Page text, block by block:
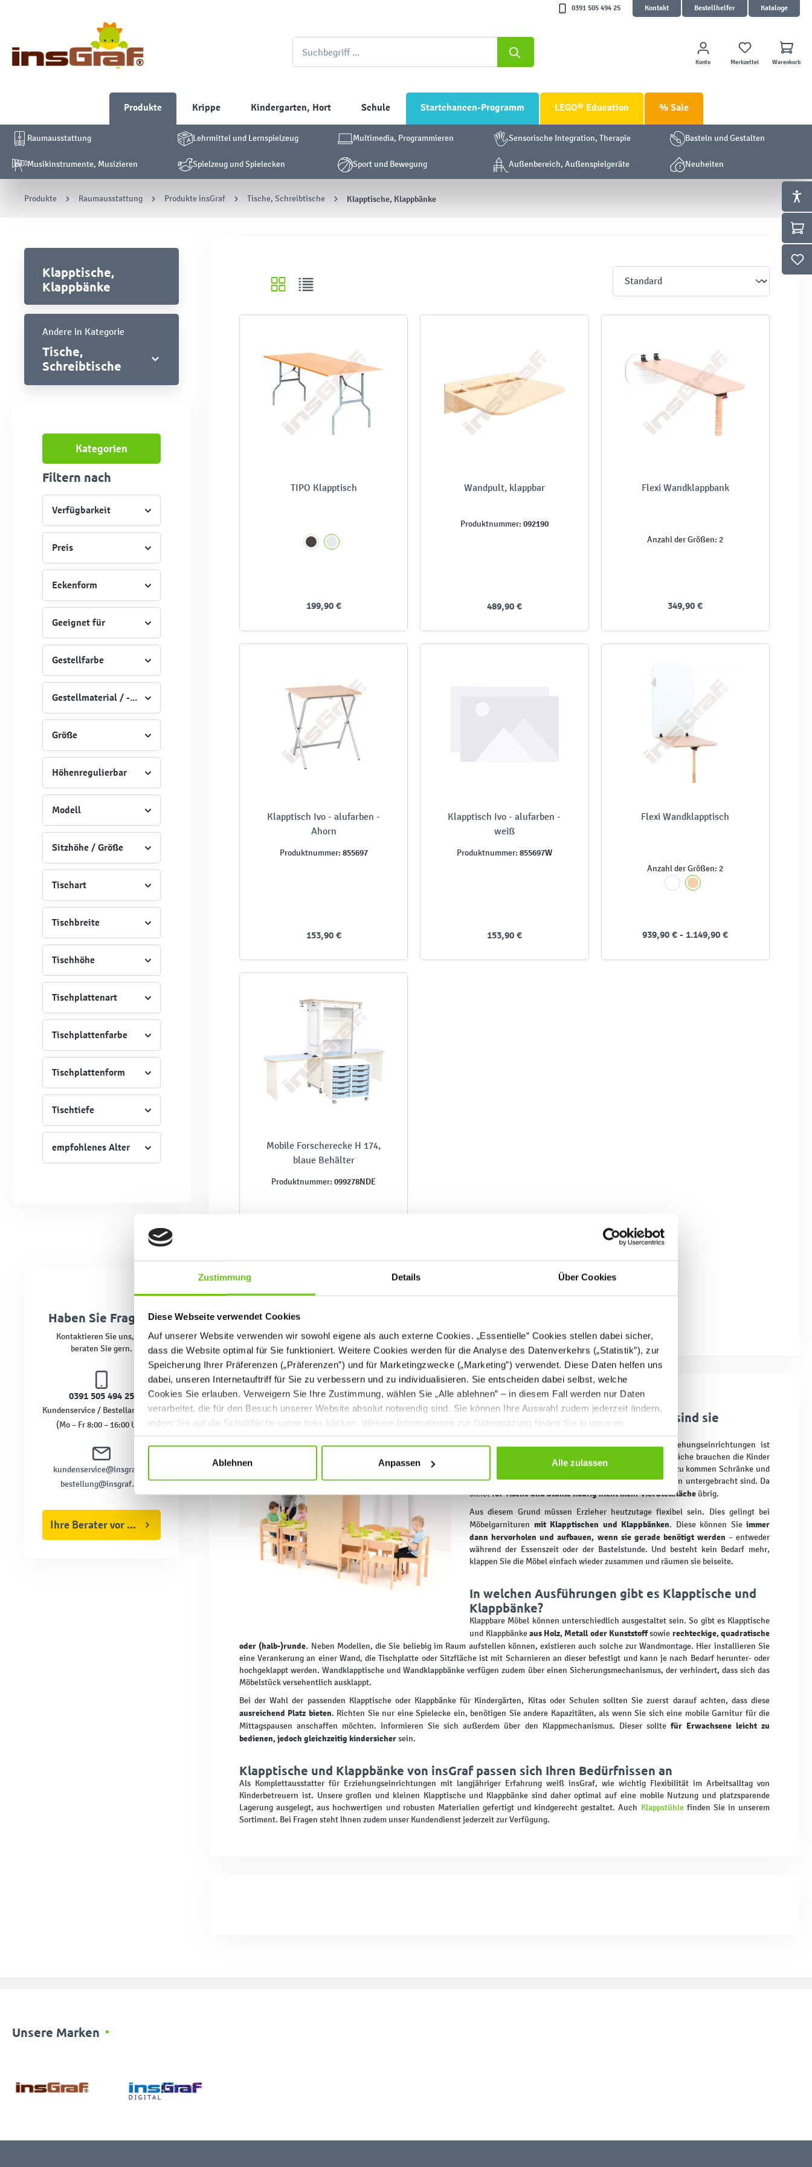
Zustimmung Details Über Cookies
Diese Webseite verwendet Cookies
Auf unserer Website verwenden wir sowohl eigene als auch externe Cookies. „Essentielle” Cookies stellen dabei sicher,
dass die Website optimal für Sie funktioniert. Weitere Cookies werden für die Analyse des Datenverkehrs („Statistik”), zur
Speicherung Ihrer Präferenzen („Präferenzen”) und für Marketingzwecke („Marketing”) verwendet. Diese Daten helfen uns
dabei, unseren Internetauftriff für Sie zu verbessern und zu individualisieren. Sie entscheiden dabei selbst, welche
Cookies Sie erlauben. Verweigern Sie Ihre Zustimmung, wählen Sie „Alle ablehnen” – in diesem Fall werden nur Daten
verarbeitet, die für den Besuch unserer Website absolut notwendig sind. Sie können Ihre Auswahl zudem jederzeit ändern,
indem Sie auf die Schaltfläche unten links klicken. Weitere Informationen zur Datennutzung finden Sie in unseren
Datenschutzrichtlinien.
Ablehnen Anpassen Alle zulassen
0391 505 494 25 Kontakt Bestellhelfer Kataloge
Konto Merkzettel Warenkorb
Produkte Krippe Kindergarten, Hort Schule Startchancen-Programm LEGO® Education % Sale
Raumausstattung Lehrmittel und Lernspielzeug Multimedia, Programmieren Sensorische Integration, Therapie Basteln und Gestalten
Musikinstrumente, Musizieren Spielzeug und Spielecken Sport und Bewegung Außenbereich, Außenspielgeräte Neuheiten
Produkte Raumausstattung Produkte insGraf Tische, Schreibtische Klapptische, Klappbänke
Klapptische,
Klappbänke
Andere in Kategorie
Tische,
Schreibtische
Kategorien
Filtern nach
Verfügbarkeit
Preis
Eckenform
Geeignet für
Gestellfarbe
Gestellmaterial / -Art
Größe
Höhenregulierbar
Modell
Sitzhöhe / Größe
Tischart
Tischbreite
Tischhöhe
Tischplattenart
Tischplattenfarbe
Tischplattenform
Tischtiefe
empfohlenes Alter
Haben Sie Fragen?
Kontaktieren Sie uns, wir
beraten Sie gern.
0391 505 494 25
Kundenservice / Bestellannahme
(Mo – Fr 8:00 – 16:00 Uhr)
kundenservice@insgraf.de
bestellung@insgraf.de
Ihre Berater vor Ort
TIPO Klapptisch
199,90 €
Wandpult, klappbar
Produktnummer: 092190
489,90 €
Flexi Wandklappbank
Anzahl der Größen: 2
349,90 €
Klapptisch Ivo - alufarben -
Ahorn
Produktnummer: 855697
153,90 €
Klapptisch Ivo - alufarben -
weiß
Produktnummer: 855697W
153,90 €
Flexi Wandklapptisch
Anzahl der Größen: 2
939,90 € - 1.149,90 €
Mobile Forscherecke H 174,
blaue Behälter
Produktnummer: 099278NDE
2.199,90 €
Mit Klapptischen und Klappbänken sind sie
In Kindergärten, Kindertagesstätten und anderen Erziehungseinrichtungen ist
selten Platz im Überfluss vorhanden. Den Großteil der Fläche brauchen die Kinder
zum Spielen, zusätzlich gibt es Sitz- und Leseecken. Hinzu kommen Schränke und
Regale, in denen Spielzeug, Bücher und andere Utensilien untergebracht sind. Da
bleibtfür Tische und Stühle häufig nicht mehr viel Stellfläche übrig.
Aus diesem Grund müssen Erzieher heutzutage flexibel sein. Dies gelingt bei
Möbelgarnituren mit Klapptischen und Klappbänken. Diese können Sieimmer
dann hervorholen und aufbauen, wenn sie gerade benötigt werden – entweder
während der Essenszeit oder der Bastelstunde. Und besteht kein Bedarf mehr,
klappen Sie die Möbel einfach wieder zusammen und räumen sie beiseite.
In welchen Ausführungen gibt es Klapptische und
Klappbänke?
Klappbare Möbel können unterschiedlich ausgestaltet sein. So gibt es Klapptische
und Klappbänkeaus Holz, Metall oder Kunststoffsowie rechteckige, quadratische
oder (halb-)runde. Neben Modellen, die Sie beliebig im Raum aufstellen können, existieren auch solche zur Wandmontage. Hier installieren Sie
eine Verankerung an einer Wand, die Tischplatte oder Sitzfläche ist mit Scharnieren an dieser befestigt und kann je nach Bedarf herunter- oder
hochgeklappt werden. Wandklapptische und Wandklappbänke verfügen zudem über einen Sicherungsmechanismus, der verhindert, dass sich das
Möbelstück versehentlich ausklappt.
Bei der Wahl der passenden Klapptische oder Klappbänke für Kindergärten, Kitas oder Schulen sollten Sie zuerst darauf achten, dass diese
ausreichend Platz bieten. Richten Sie nur eine Spielecke ein, benötigen Sie andere Kapazitäten, als wenn Sie sich eine mobile Garnitur für die
Mittagspausen anschaffen möchten. Informieren Sie sich außerdem über den Klappmechanismus. Dieser sollte für Erwachsene leicht zu
bedienen, jedoch gleichzeitig kindersichersein.
Klapptische und Klappbänke von insGraf passen sich Ihren Bedürfnissen an
Als Komplettausstatter für Erziehungseinrichtungen mit langjähriger Erfahrung weiß insGraf, wie wichtig Flexibilität im Arbeitsalltag von
Kinderbetreuern ist. Unsere großen und kleinen Klapptische und Klappbänke sind daher optimal auf eine mobile Nutzung und platzsparende
Lagerung ausgelegt, aus hochwertigen und robusten Materialien gefertigt und kindgerecht gestaltet. Auch Klappstühlefinden Sie in unserem
Sortiment. Bei Fragen steht Ihnen zudem unser Kundendienst jederzeit zur Verfügung.
Unsere Marken